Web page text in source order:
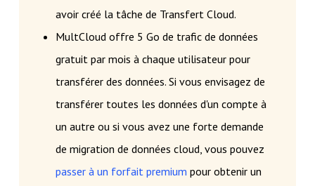
avoir créé la tâche de Transfert Cloud.
MultCloud offre 5 Go de trafic de données
gratuit par mois à chaque utilisateur pour
transférer des données. Si vous envisagez de
transférer toutes les données d'un compte à
un autre ou si vous avez une forte demande
de migration de données cloud, vous pouvez
passer à un forfait premium pour obtenir un